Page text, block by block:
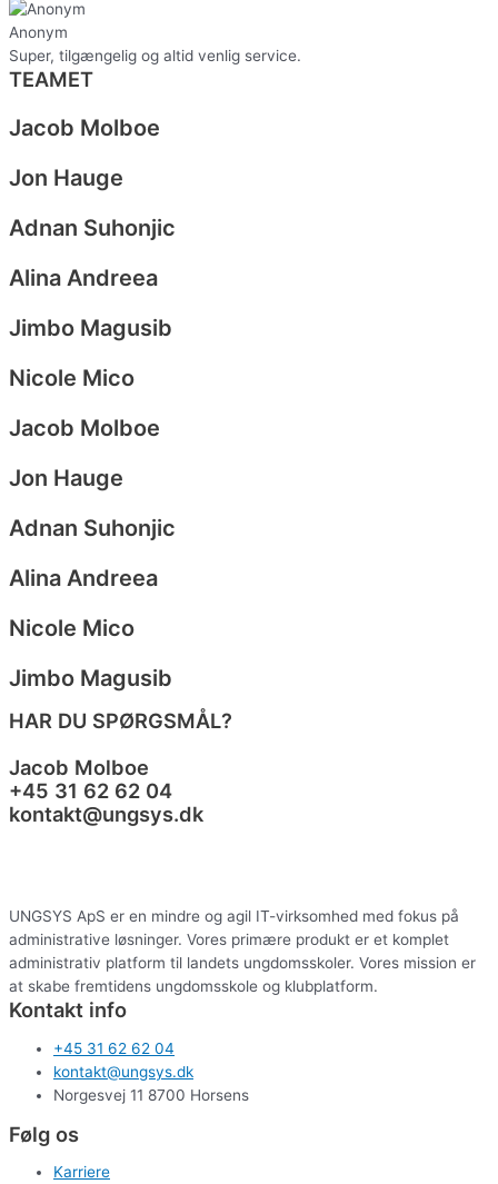
Anonym
Super, tilgængelig og altid venlig service.
TEAMET
Jacob Molboe​
Jon Hauge
Adnan Suhonjic
Alina Andreea
Jimbo Magusib
Nicole Mico
Jacob Molboe​
Jon Hauge
Adnan Suhonjic
Alina Andreea
Nicole Mico
Jimbo Magusib
HAR DU SPØRGSMÅL?
Jacob Molboe
+45 31 62 62 04
kontakt@ungsys.dk
UNGSYS ApS er en mindre og agil IT-virksomhed med fokus på
administrative løsninger. Vores primære produkt er et komplet
administrativ platform til landets ungdomsskoler. Vores mission er
at skabe fremtidens ungdomsskole og klubplatform.
Kontakt info
+45 31 62 62 04
kontakt@ungsys.dk
Norgesvej 11 8700 Horsens
Følg os
Karriere